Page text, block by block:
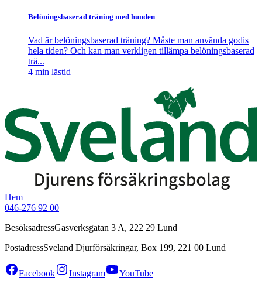
Belöningsbaserad träning med hunden
Vad är belöningsbaserad träning? Måste man använda godis
hela tiden? Och kan man verkligen tillämpa belöningsbaserad
trä...
4 min lästid
Hem
046-276 92 00
BesöksadressGasverksgatan 3 A, 222 29 Lund
PostadressSveland Djurförsäkringar, Box 199, 221 00 Lund
Facebook Instagram YouTube